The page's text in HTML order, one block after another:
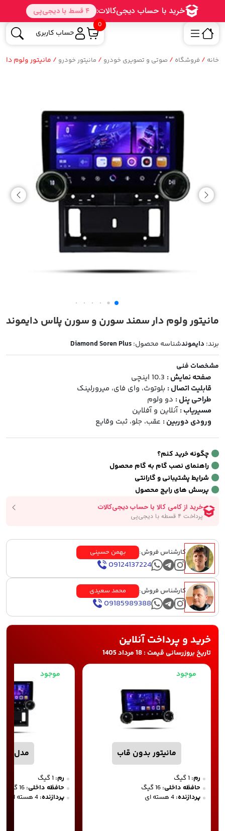
0
حساب کاربری
خانه / فروشگاه / صوتی و تصویری خودرو / مانیتور خودرو / مانیتور ولوم
مانیتور ولوم دار سمند سورن و سورن پلاس دایموند
برند: دایموندشناسه محصول:Diamond Soren Plus
مشخصات فنی
صفحه نمایش : 10.3 اینچی
قابلیت اتصال : بلوتوث، وای فای، میرورلینک
طراحی پنل : دو ولوم
مسیریاب : آنلاین و آفلاین
ورودی دوربین : عقب، جلو، ثبت وقایع
چگونه خرید کنم؟
راهنمای نصب گام به گام محصول
شرایط پشتیبانی و گارانتی
پرسش های رایج محصول
کارشناس فروش: بهمن حسینی
09124137224
کارشناس فروش: محمد سعیدی
09185989388
خرید و پرداخت آنلاین
تاریخ بروزرسانی قیمت : 18 مرداد 1405
موجود
مانیتور بدون قاب
رم:
حافظه داخلی:
پردازنده:
موجود
مدل DM 01
رم: 1 گیگ
حافظه داخلی: 16 گیگ
پردازنده: 4 هسته ای